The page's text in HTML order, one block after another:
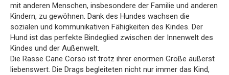
mit anderen Menschen, insbesondere der Familie und anderen
Kindern, zu gewöhnen. Dank des Hundes wachsen die
sozialen und kommunikativen Fähigkeiten des Kindes. Der
Hund ist das perfekte Bindeglied zwischen der Innenwelt des
Kindes und der Außenwelt.
Die Rasse Cane Corso ist trotz ihrer enormen Größe äußerst
liebenswert. Die Drags begleiteten nicht nur immer das Kind,